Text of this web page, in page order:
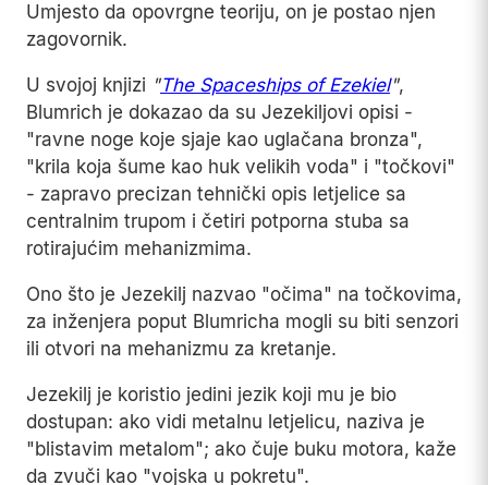
Umjesto da opovrgne teoriju, on je postao njen
zagovornik.
U svojoj knjizi "The Spaceships of Ezekiel",
Blumrich je dokazao da su Jezekiljovi opisi -
"ravne noge koje sjaje kao uglačana bronza",
"krila koja šume kao huk velikih voda" i "točkovi"
- zapravo precizan tehnički opis letjelice sa
centralnim trupom i četiri potporna stuba sa
rotirajućim mehanizmima.
Ono što je Jezekilj nazvao "očima" na točkovima,
za inženjera poput Blumricha mogli su biti senzori
ili otvori na mehanizmu za kretanje.
Jezekilj je koristio jedini jezik koji mu je bio
dostupan: ako vidi metalnu letjelicu, naziva je
"blistavim metalom"; ako čuje buku motora, kaže
da zvuči kao "vojska u pokretu".